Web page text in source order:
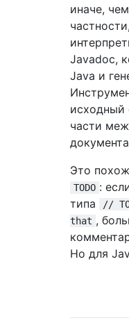
иначе,
частности,
Javadoc,
Java и
исходный
части
Это
TODO :
типа
//
that ,
Но для